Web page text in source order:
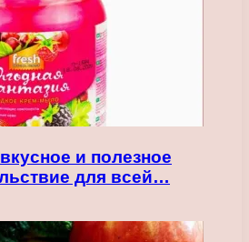
и полезное
для всей…